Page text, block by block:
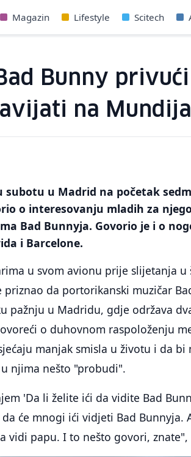
Magazin Lifestyle Scitech
Bunny
na
subotu u Madrid na početak
o interesovanju mladih za
Bad Bunnyja. Govorio je i o
i Barcelone.
u svom avionu prije slijetanja u
da portorikanski muzičar
pažnju u Madridu, gdje održava
o duhovnom raspoloženju
manjak smisla u životu i da bi
njima nešto "probudi".
'Da li želite ići da vidite Bad
će mnogi ići vidjeti Bad Bunnyja.
vidi papu. I to nešto govori, znate",